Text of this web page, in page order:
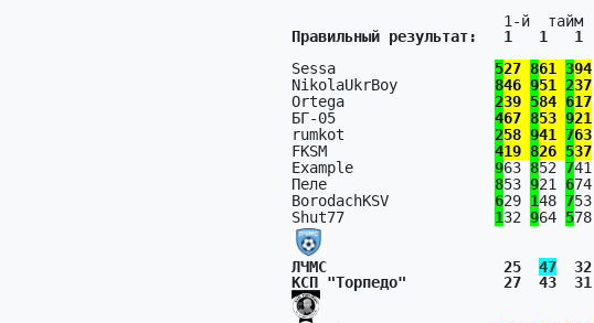
Правильный результат:   1   1
Sessa 527 861 394
NikolaUkrBoy 846 951 237
Ortega 239 584 617
БГ-05 467 853 921
rumkot 258 941 763
FKSM 419 826 537
Example 963 852 7
Пеле 853 921 6
BorodachKSV 629 148 7
Shut77 132 964 5
ЛЧМС                    25 47
КСП "Торпедо"           27  43